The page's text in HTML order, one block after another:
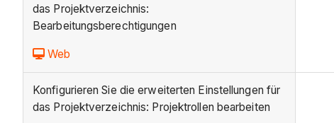
das Projektverzeichnis:
Bearbeitungsberechtigungen
Web
Konfigurieren Sie die erweiterten Einstellungen für
das Projektverzeichnis: Projektrollen bearbeiten